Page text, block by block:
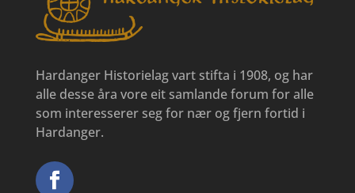
Hardanger Historielag vart stifta i 1908, og har
alle desse åra vore eit samlande forum for alle
som interesserer seg for nær og fjern fortid i
Hardanger.